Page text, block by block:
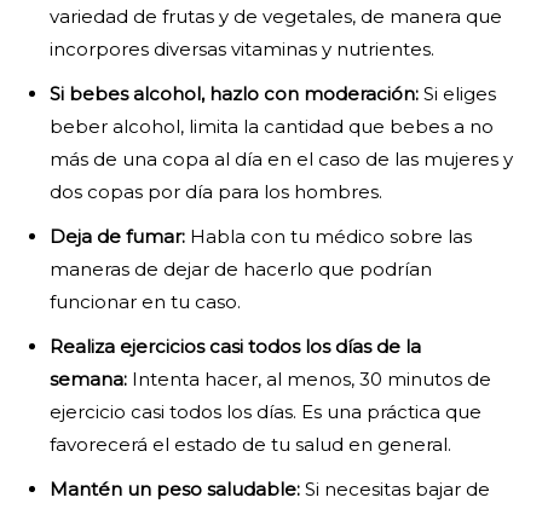
variedad de frutas y de vegetales, de manera que
incorpores diversas vitaminas y nutrientes.
Si bebes alcohol, hazlo con moderación: Si eliges
beber alcohol, limita la cantidad que bebes a no
más de una copa al día en el caso de las mujeres y
dos copas por día para los hombres.
Deja de fumar: Habla con tu médico sobre las
maneras de dejar de hacerlo que podrían
funcionar en tu caso.
Realiza ejercicios casi todos los días de la
semana: Intenta hacer, al menos, 30 minutos de
ejercicio casi todos los días. Es una práctica que
favorecerá el estado de tu salud en general.
Mantén un peso saludable: Si necesitas bajar de